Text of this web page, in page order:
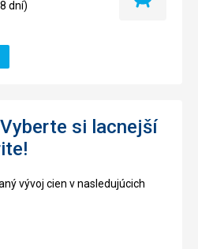
dní)
Najlacnejší
si lacnejší
vývoj cien v nasledujúcich